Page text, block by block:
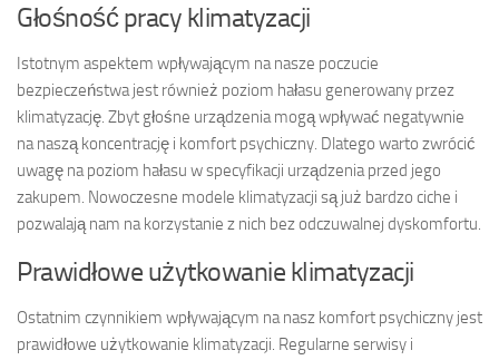
Głośność pracy klimatyzacji
Istotnym aspektem wpływającym na nasze poczucie
bezpieczeństwa jest również poziom hałasu generowany przez
klimatyzację. Zbyt głośne urządzenia mogą wpływać negatywnie
na naszą koncentrację i komfort psychiczny. Dlatego warto zwrócić
uwagę na poziom hałasu w specyfikacji urządzenia przed jego
zakupem. Nowoczesne modele klimatyzacji są już bardzo ciche i
pozwalają nam na korzystanie z nich bez odczuwalnej dyskomfortu.
Prawidłowe użytkowanie klimatyzacji
Ostatnim czynnikiem wpływającym na nasz komfort psychiczny jest
prawidłowe użytkowanie klimatyzacji. Regularne serwisy i